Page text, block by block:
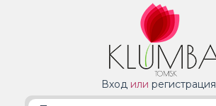
Вход или регистрация